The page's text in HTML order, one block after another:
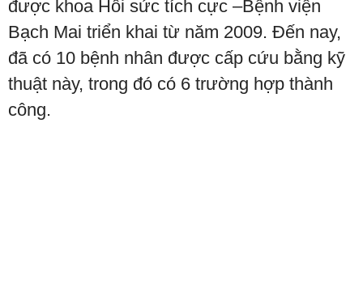
được khoa Hồi sức tích cực –Bệnh viện
Bạch Mai triển khai từ năm 2009. Đến nay,
đã có 10 bệnh nhân được cấp cứu bằng kỹ
thuật này, trong đó có 6 trường hợp thành
công.